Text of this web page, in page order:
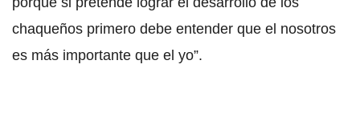
chaqueños primero debe entender que el nosotros
es más importante que el yo”.